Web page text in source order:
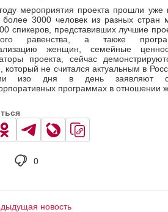
мероприятия проекта прошли уже
более 3000 человек из разных
спикеров, представивших лучшие
равенства, а также
женщин, семейные
проекта, сейчас
который не считался актуальным в
изо дня в день заявляют
программах в отношении
0
новость